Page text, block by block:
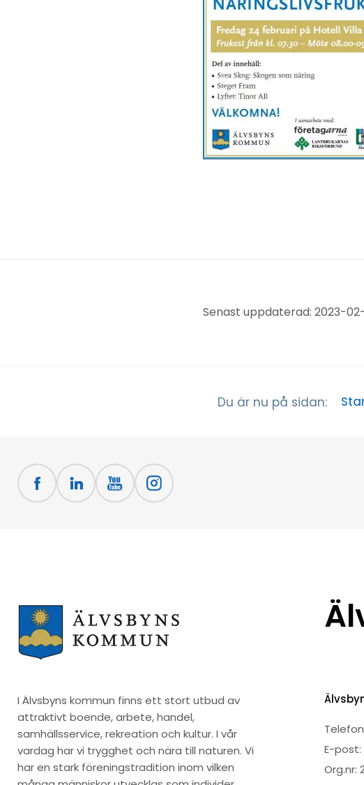
Senast uppdaterad: 2023-
Du är nu på sidan:
I Älvsbyns kommun finns ett stort utbud av
attraktivt boende, arbete, handel,
samhällsservice, rekreation och kultur. I vår
vardag har vi trygghet och nära till naturen. Vi
har en stark föreningstradition inom vilken
E-post:
Org.nr: